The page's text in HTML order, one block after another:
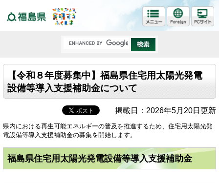
【令和８年度募集中】福島県住宅用太陽光発電
設備等導入支援補助金について
掲載日：2026年5月20日更新
県内における再生可能エネルギーの普及を推進するため、住宅用太陽光発
電設備等導入支援補助金の募集を開始します。
福島県住宅用太陽光発電設備等導入支援補助金